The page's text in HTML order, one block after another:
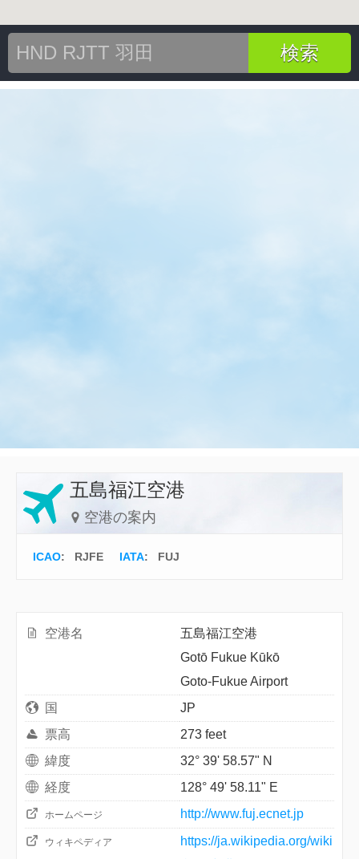
五島福江空港
空港の案内
ICAO: RJFE IATA: FUJ
空港名
五島福江空港
Gotō Fukue Kūkō
Goto-Fukue Airport
国
JP
票高
273 feet
緯度
32° 39' 58.57" N
経度
128° 49' 58.11" E
ホームページ http://www.fuj.ecnet.jp
ウィキペディア
https://ja.wikipedia.org/wiki